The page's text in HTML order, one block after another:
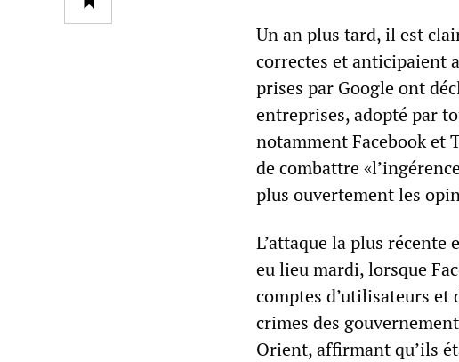
Un an plus tard, il est
correctes et anticipaient
prises par Google ont
entreprises, adopté par
notamment Facebook et
de combattre
plus ouvertement les
L’attaque la plus
eu lieu mardi, lorsque
comptes d’utilisateurs et
crimes des
Orient, affirmant qu’ils